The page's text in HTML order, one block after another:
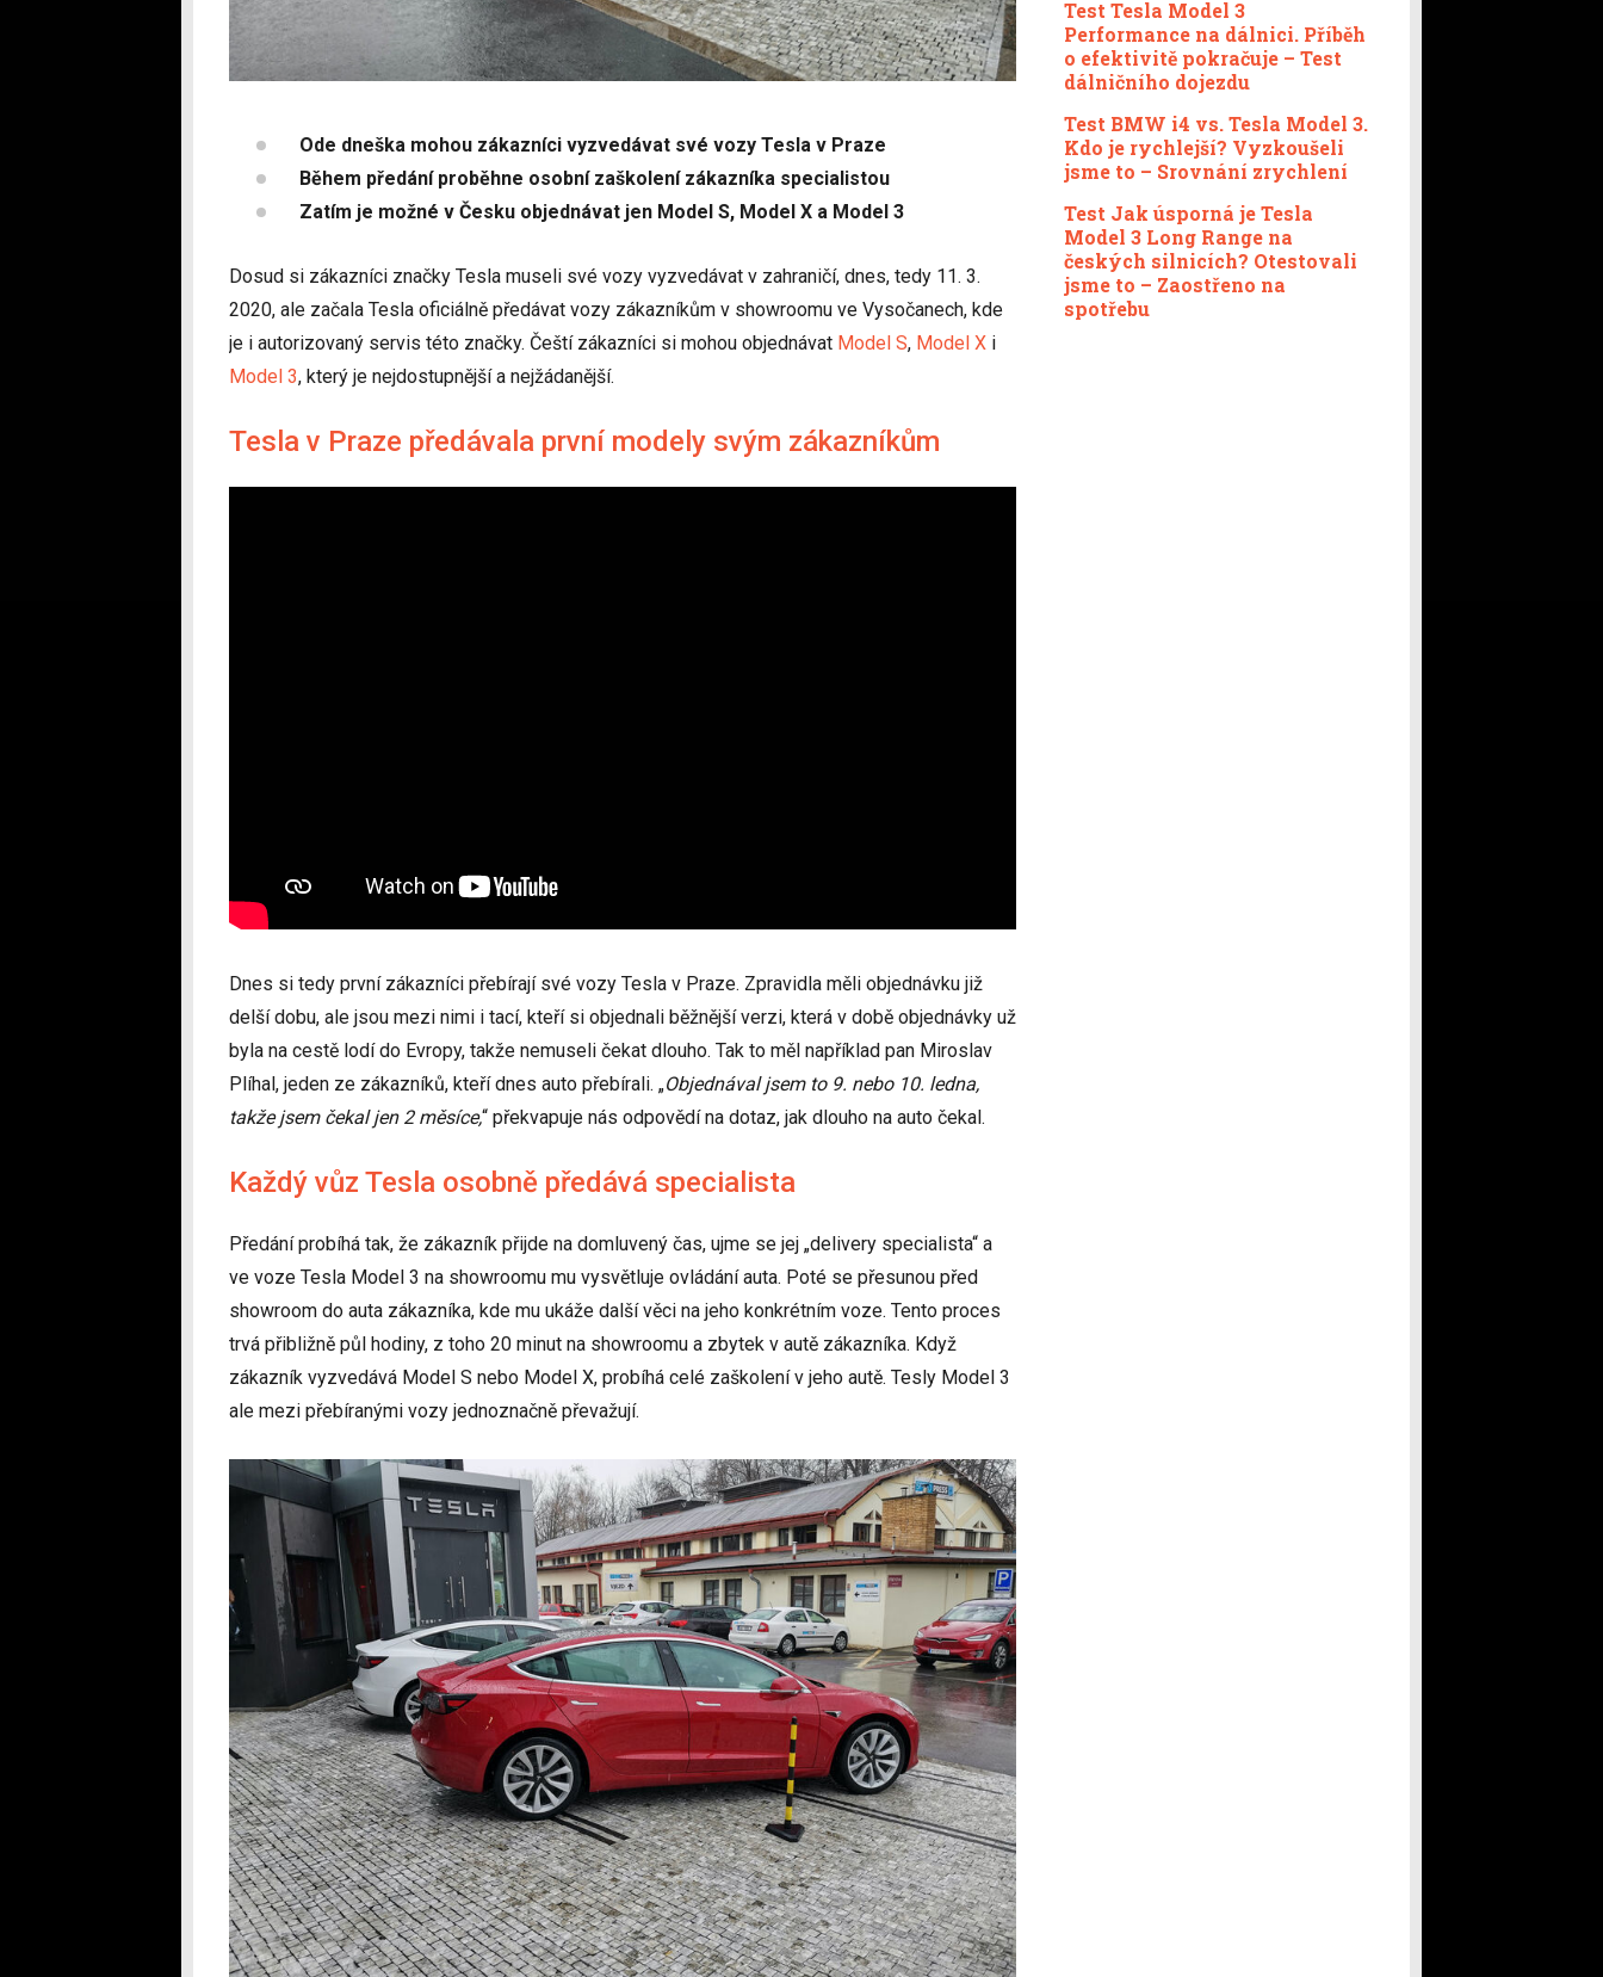
Ode dneška mohou zákazníci vyzvedávat své vozy Tesla v Praze
Během předání proběhne osobní zaškolení zákazníka specialistou
Zatím je možné v Česku objednávat jen Model S, Model X a Model 3
Dosud si zákazníci značky Tesla museli své vozy vyzvedávat v zahraničí, dnes, tedy 11. 3.
2020, ale začala Tesla oficiálně předávat vozy zákazníkům v showroomu ve Vysočanech, kde
je i autorizovaný servis této značky. Čeští zákazníci si mohou objednávat Model S, Model X i
Model 3, který je nejdostupnější a nejžádanější.
Tesla v Praze předávala první modely svým zákazníkům
Dnes si tedy první zákazníci přebírají své vozy Tesla v Praze. Zpravidla měli objednávku již
delší dobu, ale jsou mezi nimi i tací, kteří si objednali běžnější verzi, která v době objednávky už
byla na cestě lodí do Evropy, takže nemuseli čekat dlouho. Tak to měl například pan Miroslav
Plíhal, jeden ze zákazníků, kteří dnes auto přebírali. „Objednával jsem to 9. nebo 10. ledna,
takže jsem čekal jen 2 měsíce,“ překvapuje nás odpovědí na dotaz, jak dlouho na auto čekal.
Každý vůz Tesla osobně předává specialista
Předání probíhá tak, že zákazník přijde na domluvený čas, ujme se jej „delivery specialista“ a
ve voze Tesla Model 3 na showroomu mu vysvětluje ovládání auta. Poté se přesunou před
showroom do auta zákazníka, kde mu ukáže další věci na jeho konkrétním voze. Tento proces
trvá přibližně půl hodiny, z toho 20 minut na showroomu a zbytek v autě zákazníka. Když
zákazník vyzvedává Model S nebo Model X, probíhá celé zaškolení v jeho autě. Tesly Model 3
ale mezi přebíranými vozy jednoznačně převažují.
Test Tesla Model 3
Performance na dálnici. Příběh
o efektivitě pokračuje – Test
dálničního dojezdu
Test BMW i4 vs. Tesla Model 3.
Kdo je rychlejší? Vyzkoušeli
jsme to – Srovnání zrychlení
Test Jak úsporná je Tesla
Model 3 Long Range na
českých silnicích? Otestovali
jsme to – Zaostřeno na
spotřebu